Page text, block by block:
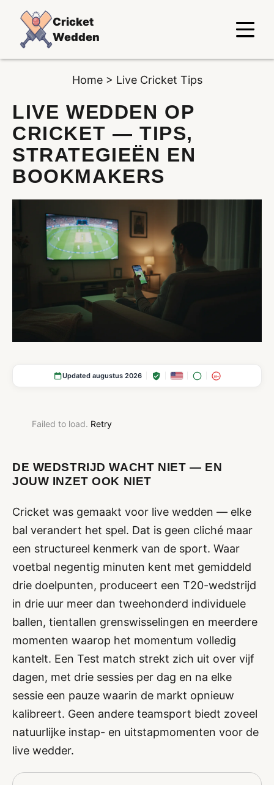
Cricket
Wedden
Home > Live Cricket Tips
LIVE WEDDEN OP
CRICKET — TIPS,
STRATEGIEËN EN
BOOKMAKERS
Updated augustus 2026 18+
Failed to load. Retry
DE WEDSTRIJD WACHT NIET — EN
JOUW INZET OOK NIET
Cricket was gemaakt voor live wedden — elke
bal verandert het spel. Dat is geen cliché maar
een structureel kenmerk van de sport. Waar
voetbal negentig minuten kent met gemiddeld
drie doelpunten, produceert een T20-wedstrijd
in drie uur meer dan tweehonderd individuele
ballen, tientallen grenswisselingen en meerdere
momenten waarop het momentum volledig
kantelt. Een Test match strekt zich uit over vijf
dagen, met drie sessies per dag en na elke
sessie een pauze waarin de markt opnieuw
kalibreert. Geen andere teamsport biedt zoveel
natuurlijke instap- en uitstapmomenten voor de
live wedder.